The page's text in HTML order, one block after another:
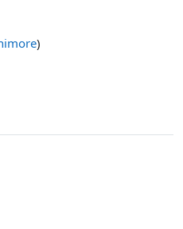
)